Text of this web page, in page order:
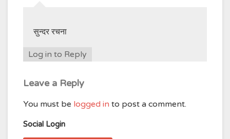
सुन्दर रचना
Log in to Reply
Leave a Reply
You must be logged in to post a comment.
Social Login